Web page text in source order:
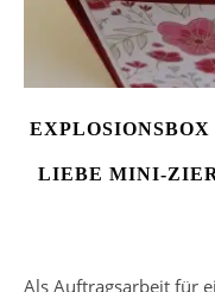
LIEBE MINI-
Als Auftragsarbeit für eine Hochzeit ist diese Explosionsbox